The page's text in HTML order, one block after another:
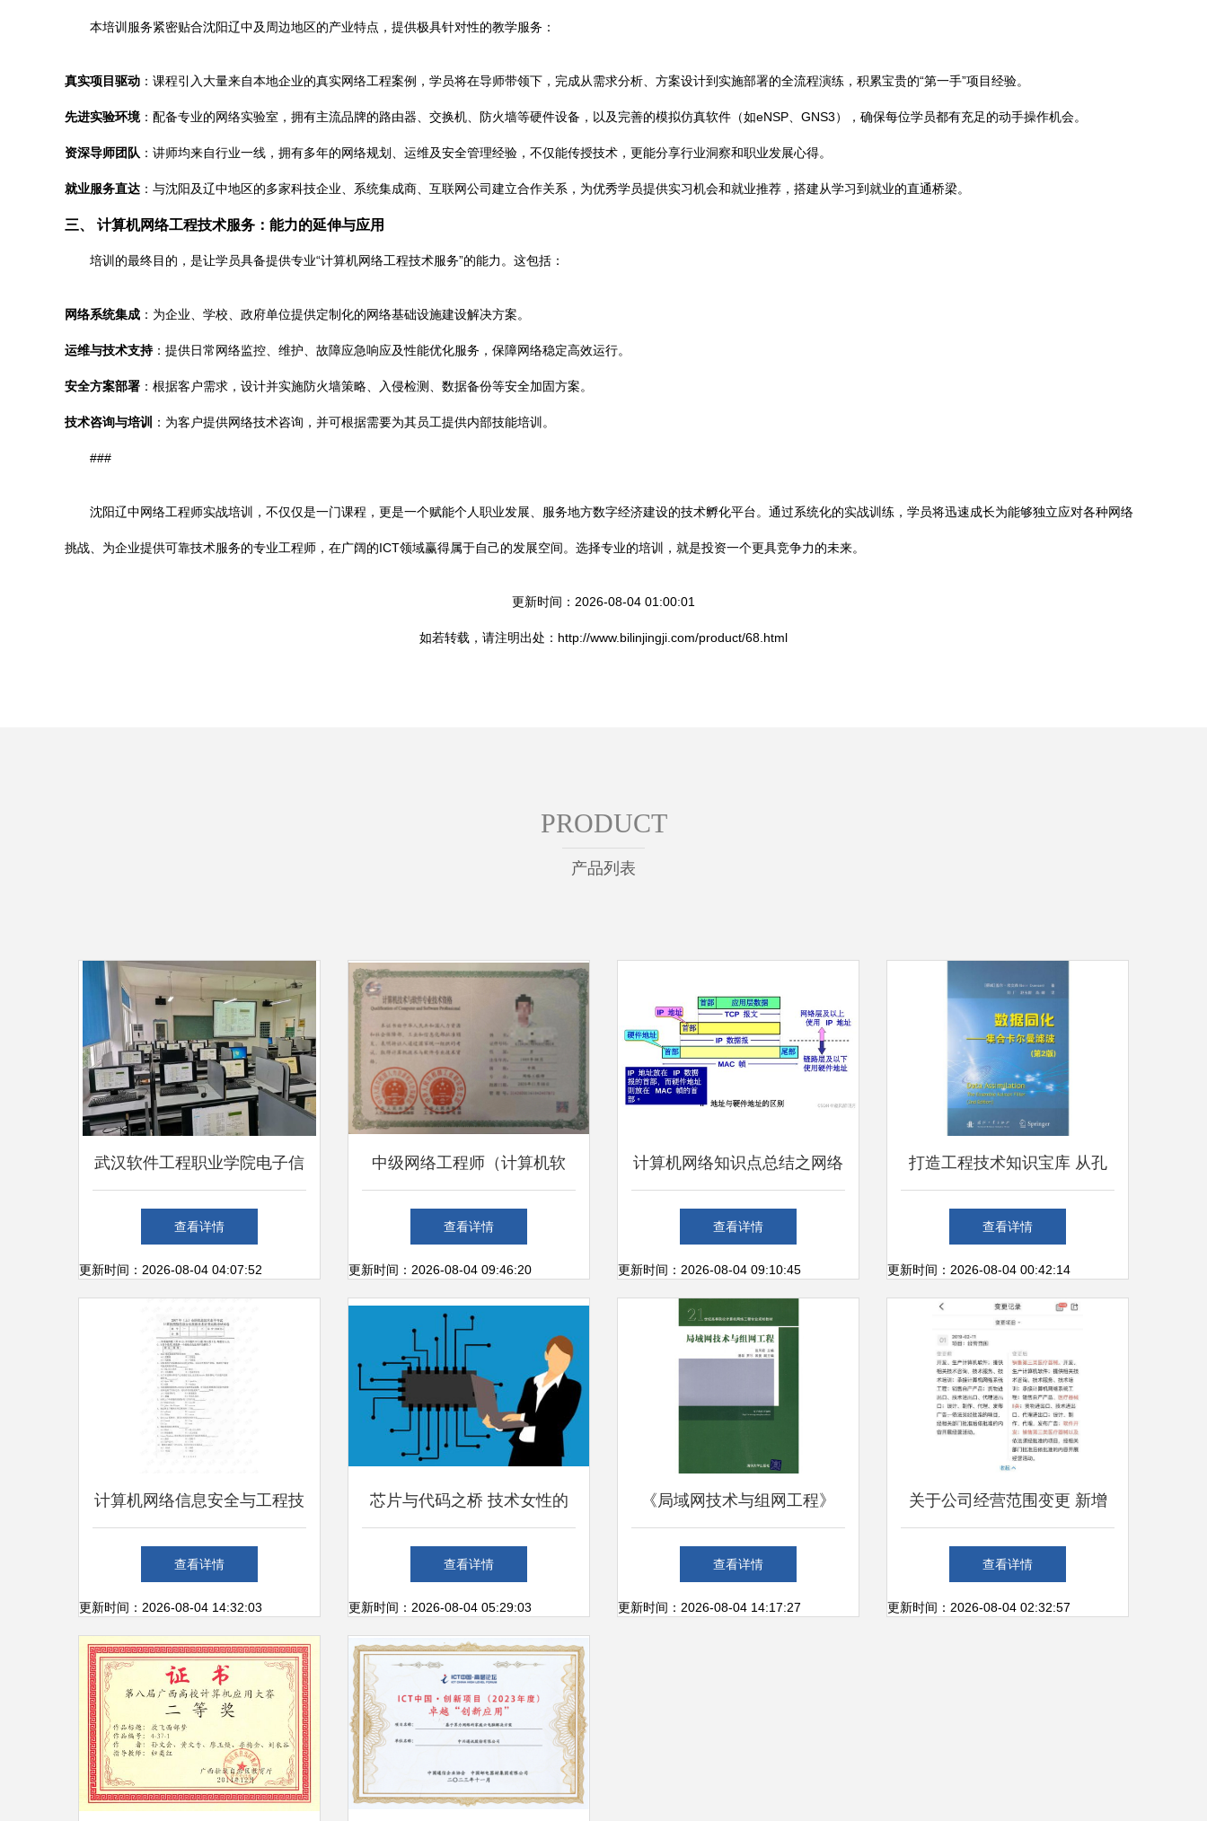
本培训服务紧密贴合沈阳辽中及周边地区的产业特点，提供极具针对性的教学服务：
真实项目驱动 ：课程引入大量来自本地企业的真实网络工程案例，学员将在导师带领下，完成从需求分析、方案设计到实施部署的全流程演练，积累宝贵的“第一手”项目经验。
先进实验环境：配备专业的网络实验室，拥有主流品牌的路由器、交换机、防火墙等硬件设备，以及完善的模拟仿真软件（如eNSP、GNS3），确保每位学员都有充足的动手操作机会。
资深导师团队 ：讲师均来自行业一线，拥有多年的网络规划、运维及安全管理经验，不仅能传授技术，更能分享行业洞察和职业发展心得。
就业服务直达 ：与沈阳及辽中地区的多家科技企业、系统集成商、互联网公司建立合作关系，为优秀学员提供实习机会和就业推荐，搭建从学习到就业的直通桥梁。
三、 计算机网络工程技术服务：能力的延伸与应用
培训的最终目的，是让学员具备提供专业“计算机网络工程技术服务”的能力。这包括：
网络系统集成 ：为企业、学校、政府单位提供定制化的网络基础设施建设解决方案。
运维与技术支持：提供日常网络监控、维护、故障应急响应及性能优化服务，保障网络稳定高效运行。
安全方案部署 ：根据客户需求，设计并实施防火墙策略、入侵检测、数据备份等安全加固方案。
技术咨询与培训 ：为客户提供网络技术咨询，并可根据需要为其员工提供内部技能培训。
###
沈阳辽中网络工程师实战培训，不仅仅是一门课程，更是一个赋能个人职业发展、服务地方数字经济建设的技术孵化平台。通过系统化的实战训练，学员将迅速成长为能够独立应对各种网络
挑战、为企业提供可靠技术服务的专业工程师，在广阔的ICT领域赢得属于自己的发展空间。选择专业的培训，就是投资一个更具竞争力的未来。
更新时间：2026-08-04 01:00:01
如若转载，请注明出处：http://www.bilinjingji.com/product/68.html
PRODUCT
产品列表
武汉软件工程职业学院电子信
息工程技术专业 计算机网络
工程技术服务的前景与实践
查看详情
更新时间：2026-08-04 04:07:52
中级网络工程师（计算机软
考）报名启动 既是职称，更
是硬核技能
查看详情
更新时间：2026-08-04 09:46:20
计算机网络知识点总结之网络
层（一）
查看详情
更新时间：2026-08-04 09:10:45
打造工程技术知识宝库 从孔
夫子到计算机书城的探寻到服
务进化
查看详情
更新时间：2026-08-04 00:42:14
计算机网络信息安全与工程技
术服务证书的价值分析
查看详情
更新时间：2026-08-04 14:32:03
芯片与代码之桥 技术女性的
前沿足迹
查看详情
更新时间：2026-08-04 05:29:03
《局域网技术与组网工程》
21世纪计算机网络工程学习的
核心利器
查看详情
更新时间：2026-08-04 14:17:27
关于公司经营范围变更 新增
第三类医疗器械销售与计算机
网络工程技术服务的要点分析
查看详情
更新时间：2026-08-04 02:32:57